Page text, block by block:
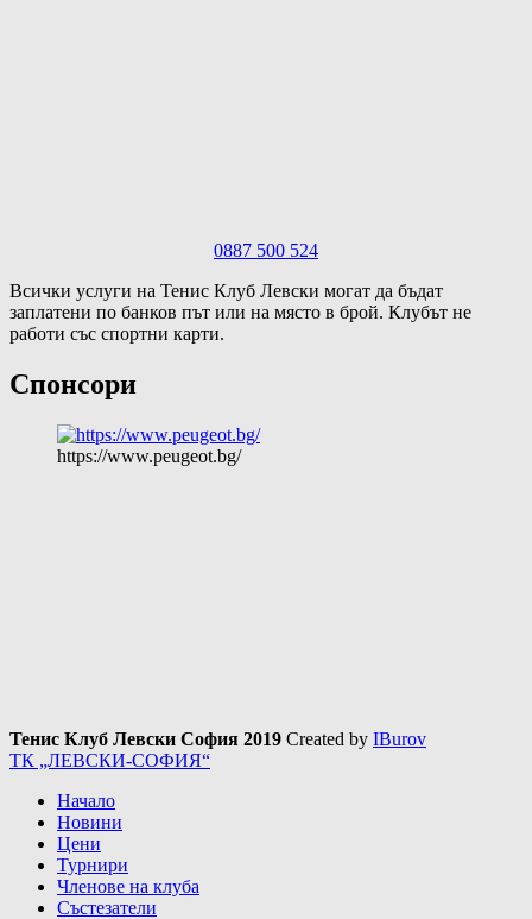
0887 500 524
Всички услуги на Тенис Клуб Левски могат да бъдат
заплатени по банков път или на място в брой. Клубът не
работи със спортни карти.
Спонсори
https://www.peugeot.bg/
Тенис Клуб Левски София 2019 Created by IBurov
ТК „ЛЕВСКИ-СОФИЯ“
Начало
Новини
Цени
Турнири
Членове на клуба
Състезатели